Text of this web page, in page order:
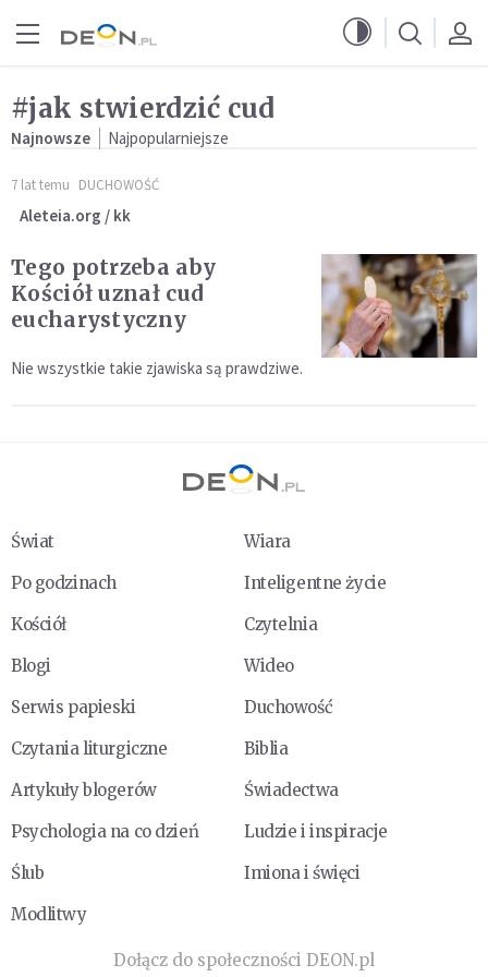
#jak stwierdzić cud
Najnowsze Najpopularniejsze
7 lat temu DUCHOWOŚĆ
Aleteia.org / kk
Tego potrzeba aby
Kościół uznał cud
eucharystyczny
Nie wszystkie takie zjawiska są prawdziwe.
Świat
Wiara
Po godzinach
Inteligentne życie
Kościół
Czytelnia
Blogi
Wideo
Serwis papieski
Duchowość
Czytania liturgiczne
Biblia
Artykuły blogerów
Świadectwa
Psychologia na co dzień
Ludzie i inspiracje
Ślub
Imiona i święci
Modlitwy
Dołącz do społeczności DEON.pl